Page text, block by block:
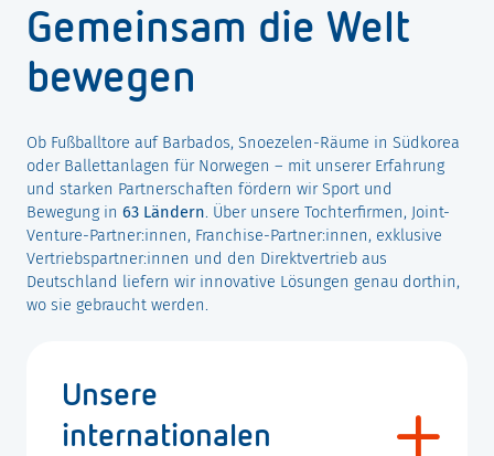
Gemeinsam die Welt
bewegen
Ob Fußballtore auf Barbados, Snoezelen-Räume in Südkorea
oder Ballettanlagen für Norwegen – mit unserer Erfahrung
und starken Partnerschaften fördern wir Sport und
Bewegung in 63 Ländern. Über unsere Tochterfirmen, Joint-
Venture-Partner:innen, Franchise-Partner:innen, exklusive
Vertriebspartner:innen und den Direktvertrieb aus
Deutschland liefern wir innovative Lösungen genau dorthin,
wo sie gebraucht werden.
Unsere
internationalen